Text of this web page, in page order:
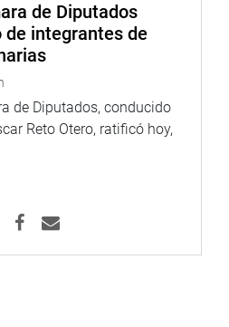
de Diputados
de integrantes de
de Diputados, conducido
Reto Otero, ratificó hoy,